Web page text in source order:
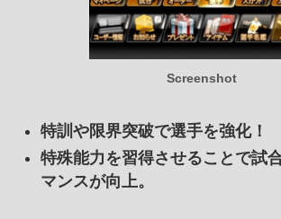
Screenshot
特訓や限界突破で選手を強化！
特殊能力を習得させることで試
マンスが向上。